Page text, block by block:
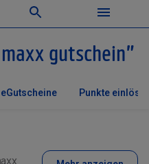
gutschein”
Punkte